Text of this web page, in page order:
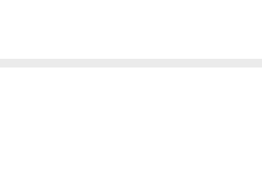
سفارش، تصاویر کارگاهی هر محصول را